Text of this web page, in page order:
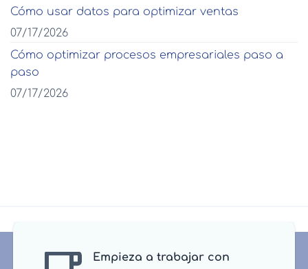
Cómo usar datos para optimizar ventas
07/17/2026
Cómo optimizar procesos empresariales paso a
paso
07/17/2026
Empieza a trabajar con